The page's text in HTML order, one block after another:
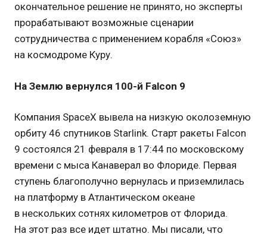
окончательное решение не принято, но эксперты
прорабатывают возможные сценарии
сотрудничества с применением корабля «Союз»
на космодроме Куру.
На Землю вернулся 100-й Falcon 9
Компания SpaceX вывела на низкую околоземную
орбиту 46 спутников Starlink. Старт ракеты Falcon
9 состоялся 21 февраля в 17:44 по московскому
времени с мыса Канаверал во Флориде. Первая
ступень благополучно вернулась и приземлилась
на платформу в Атлантическом океане
в нескольких сотнях километров от Флорида.
На этот раз все идет штатно. Мы писали, что